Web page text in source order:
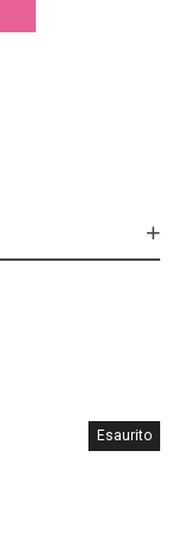
Esaurito